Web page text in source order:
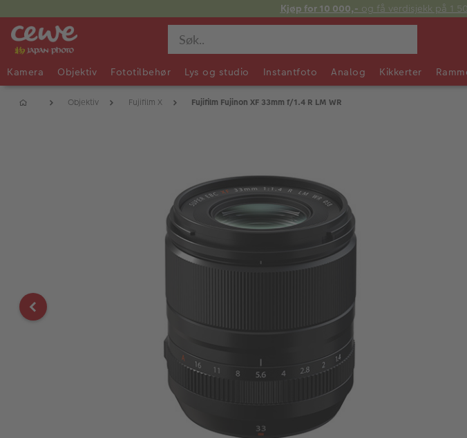
Kjøp for 10 000,- og få verdisjekk på 1
Kamera Objektiv Fototilbehør Lys og studio Instantfoto Analog Kikkerter
Objektiv Fujifilm X Fujifilm Fujinon XF 33mm f/1.4 R LM WR